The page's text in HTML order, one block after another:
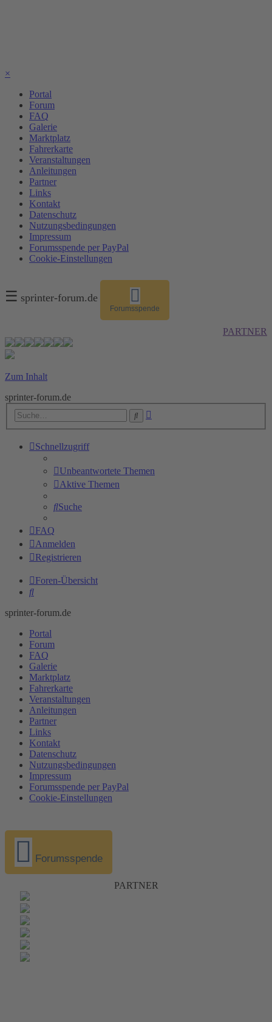
×
Portal
Forum
FAQ
Galerie
Marktplatz
Fahrerkarte
Veranstaltungen
Anleitungen
Partner
Links
Kontakt
Datenschutz
Nutzungsbedingungen
Impressum
Forumsspende per PayPal
Cookie-Einstellungen
☰ sprinter-forum.de
Forumsspende
PARTNER
Zum Inhalt
sprinter-forum.de
Suche
Schnellzugriff
Unbeantwortete Themen
Aktive Themen
Suche
FAQ
Anmelden
Registrieren
Foren-Übersicht
Suche
sprinter-forum.de
Portal
Forum
FAQ
Galerie
Marktplatz
Fahrerkarte
Veranstaltungen
Anleitungen
Partner
Links
Kontakt
Datenschutz
Nutzungsbedingungen
Impressum
Forumsspende per PayPal
Cookie-Einstellungen
Forumsspende
PARTNER